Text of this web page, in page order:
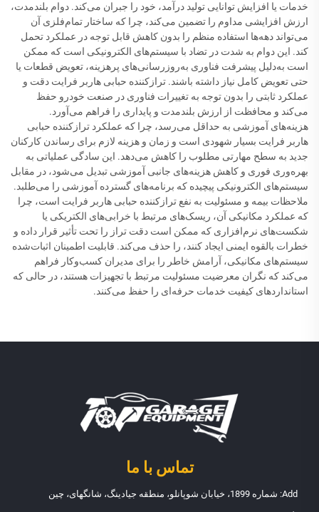
خدمات یا افزایش توانایی تولید درآمد، خود را جبران می‌کند. دوام بلندمدت،
ارزش افزایشی مداوم را تضمین می‌کند، چرا که ساختار تمام‌فلزی آن
می‌تواند دهه‌ها استفاده منظم را بدون کاهش قابل توجه در عملکرد تحمل
کند. این دوام به شدت در تضاد با سیستم‌های الکترونیکی است که ممکن
است به‌دلیل پیشرفت فناوری به‌روزرسانی‌های پرهزینه، تعویض قطعات یا
حتی تعویض کامل نیاز داشته باشند. ترازکننده حبابی هاربر فرایت دقت و
عملکرد ثابتی را بدون توجه به تغییرات فناوری در صنعت خودرو حفظ
می‌کند و محافظت از ارزش بلندمدت و پایداری را فراهم می‌آورد.
هزینه‌های آموزشی به حداقل می‌رسد، چرا که عملکرد ترازکننده حبابی
هاربر فرایت بسیار شهودی است و زمان و هزینه لازم برای رساندن کارکنان
جدید به سطح مهارتی مطلوب را کاهش می‌دهد. این سادگی عملیاتی به
بهره‌وری فوری و کاهش هزینه‌های جانبی آموزشی تبدیل می‌شود، در مقابل
سیستم‌های الکترونیکی پیچیده که برنامه‌های گسترده آموزشی را می‌طلبد.
ملاحظات بیمه و مسئولیت به نفع ترازکننده حبابی هاربر فرایت است، چرا
که عملکرد مکانیکی آن، ریسک‌های مرتبط با خرابی‌های الکتریکی یا
شکست‌های نرم‌افزاری که ممکن است دقت تراز را تحت تأثیر قرار داده و
خطرات بالقوه ایمنی ایجاد کنند، را حذف می‌کند. قابلیت اطمینان اثبات‌شده
سیستم‌های مکانیکی، آرامش خاطر را برای مدیران کسب‌وکار فراهم
می‌کند که نگران معرضیت مسئولیت مرتبط با تجهیزات هستند، در حالی که
استانداردهای کیفیت خدمات حرفه‌ای را حفظ می‌کنند.
تماس با ما
Add: شماره 1899، خیابان شوپانلو، منطقه جیادینگ، شانگهای، چین